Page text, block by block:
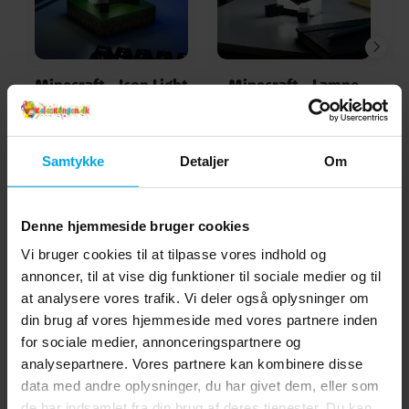
Samtykke Detaljer Om
Denne hjemmeside bruger cookies
Vi bruger cookies til at tilpasse vores indhold og
annoncer, til at vise dig funktioner til sociale medier og til
at analysere vores trafik. Vi deler også oplysninger om
din brug af vores hjemmeside med vores partnere inden
for sociale medier, annonceringspartnere og
analysepartnere. Vores partnere kan kombinere disse
data med andre oplysninger, du har givet dem, eller som
Minecraft - Icon Light
Panda
Pris:139 kr.
139 kr.
Minecraft - Lampe
Panda
Pris:169 kr.
169 kr.
Andre købte også